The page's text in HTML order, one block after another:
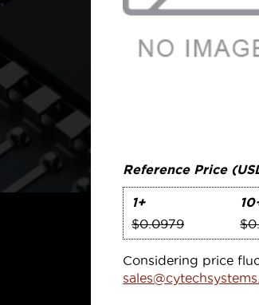
Reference Price
1+
$0.0979
Considering price